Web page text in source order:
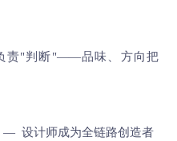
责"判断"——品味、方向把
— 设计师成为全链路创造者